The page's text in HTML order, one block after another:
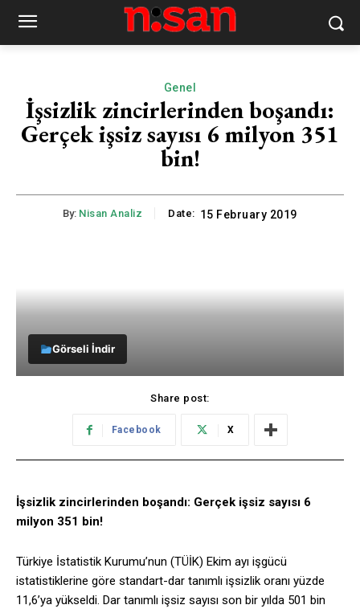
Genel
İşsizlik zincirlerinden boşandı:
Gerçek işsiz sayısı 6 milyon 351
bin!
By: Nisan Analiz Date: 15 February 2019
Görseli İndir
Share post:
Facebook X
İşsizlik zincirlerinden boşandı: Gerçek işsiz sayısı 6
milyon 351 bin!
Türkiye İstatistik Kurumu’nun (TÜİK) Ekim ayı işgücü
istatistiklerine göre standart-dar tanımlı işsizlik oranı yüzde
11,6’ya yükseldi. Dar tanımlı işsiz sayısı son bir yılda 501 bin